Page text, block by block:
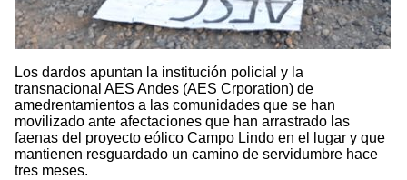
Los dardos apuntan la institución policial y la
transnacional AES Andes (AES Crporation) de
amedrentamientos a las comunidades que se han
movilizado ante afectaciones que han arrastrado las
faenas del proyecto eólico Campo Lindo en el lugar y que
mantienen resguardado un camino de servidumbre hace
tres meses.